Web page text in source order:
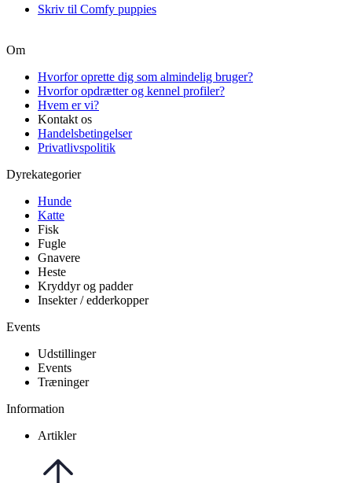
Skriv til Comfy puppies
Om
Hvorfor oprette dig som almindelig bruger?
Hvorfor opdrætter og kennel profiler?
Hvem er vi?
Kontakt os
Handelsbetingelser
Privatlivspolitik
Dyrekategorier
Hunde
Katte
Fisk
Fugle
Gnavere
Heste
Kryddyr og padder
Insekter / edderkopper
Events
Udstillinger
Events
Træninger
Information
Artikler